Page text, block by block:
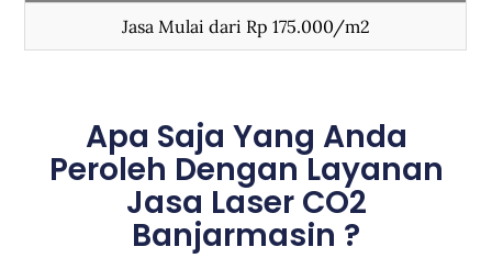
Jasa Mulai dari Rp 175.000/m2
Apa Saja Yang Anda
Peroleh Dengan Layanan
Jasa Laser CO2
Banjarmasin ?